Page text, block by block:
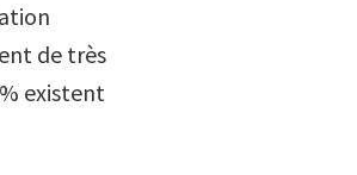
de très
existent